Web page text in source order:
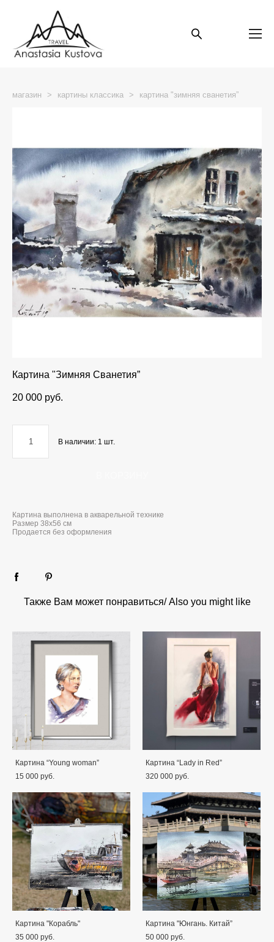
магазин > картины классика > картина "зимняя сванетия”
Картина "Зимняя Сванетия”
20 000 pуб.
В наличии: 1 шт.
Картина выполнена в акварельной технике
Размер 38x56 см
Продается без оформления
Также Вам может понравиться/ Also you might like
Картина “Young woman”
15 000 pуб.
Картина “Lady in Red”
320 000 pуб.
Картина "Корабль"
35 000 pуб.
Картина "Юнгань. Китай”
50 000 pуб.